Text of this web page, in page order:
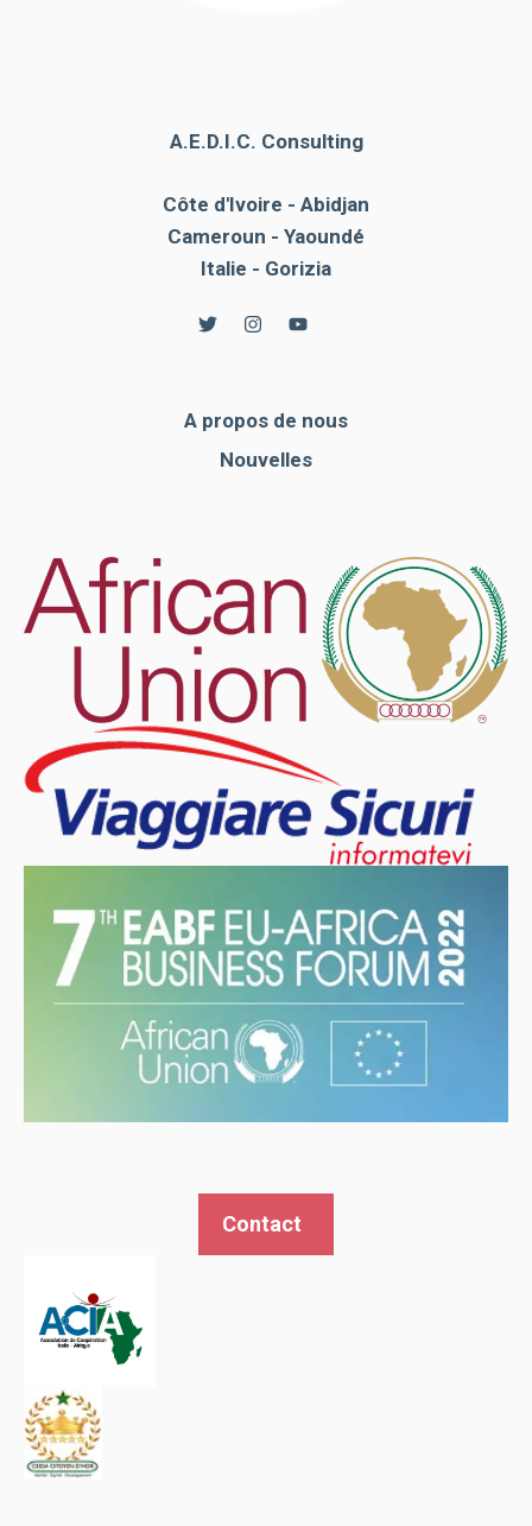
A.E.D.I.C. Consulting
Côte d'Ivoire - Abidjan
Cameroun - Yaoundé
Italie - Gorizia
A propos de nous
Nouvelles
Contact